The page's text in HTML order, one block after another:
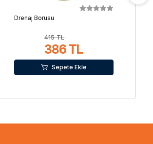
Drenaj Borusu
415 TL
386 TL
Sepete Ekle